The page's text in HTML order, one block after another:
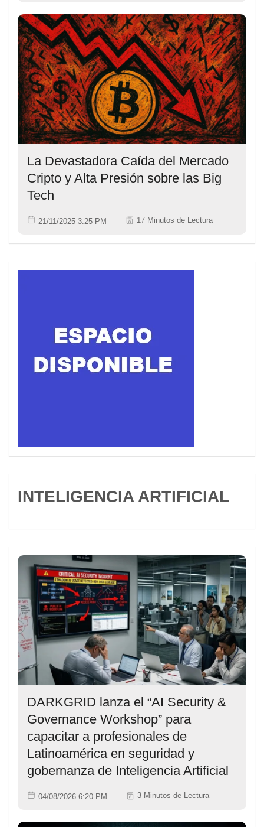
La Devastadora Caída del Mercado
Cripto y Alta Presión sobre las Big
Tech
21/11/2025 3:25 PM 17 Minutos de Lectura
INTELIGENCIA ARTIFICIAL
DARKGRID lanza el “AI Security &
Governance Workshop” para
capacitar a profesionales de
Latinoamérica en seguridad y
gobernanza de Inteligencia Artificial
04/08/2026 6:20 PM 3 Minutos de Lectura